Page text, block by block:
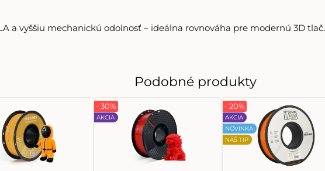
a vyššiu mechanickú odolnosť – ideálna rovnováha pre modernú 3D tlač.
Podobné produkty
AKCIA
- 30%
AKCIA
NOVINKA
NÁŠ TIP
- 20%